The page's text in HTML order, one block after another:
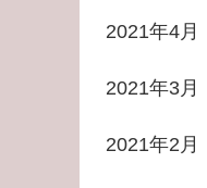
2021年4月
2021年3月
2021年2月